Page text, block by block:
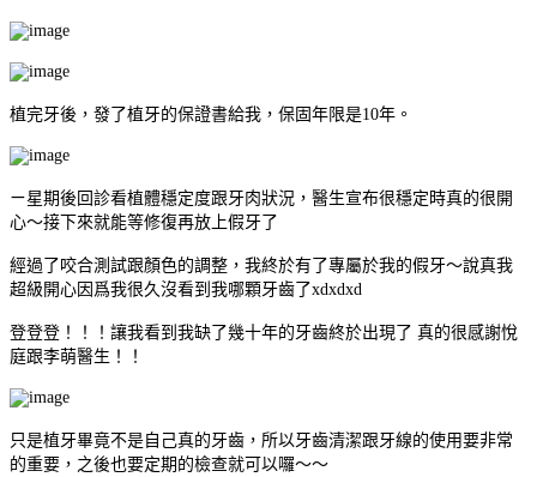
植完牙後，發了植牙的保證書給我，保固年限是10年。
ㄧ星期後回診看植體穩定度跟牙肉狀況，醫生宣布很穩定時真的很開
心～接下來就能等修復再放上假牙了
經過了咬合測試跟顏色的調整，我終於有了專屬於我的假牙～說真我
超級開心因爲我很久沒看到我哪顆牙齒了xdxdxd
登登登！！！讓我看到我缺了幾十年的牙齒終於出現了 真的很感謝悅
庭跟李萌醫生！！
只是植牙畢竟不是自己真的牙齒，所以牙齒清潔跟牙線的使用要非常
的重要，之後也要定期的檢查就可以囉～～